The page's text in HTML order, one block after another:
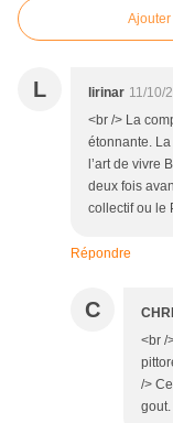
L lirinar 11/10/
<br /> La
étonnante.
l’art de vivre
deux fois
collectif ou le
Répondre
C
<br /
/>
gout.